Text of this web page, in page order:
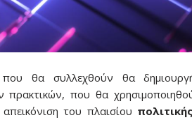
θα συλλεχθούν θα
πρακτικών, που θα
του πλαισίου